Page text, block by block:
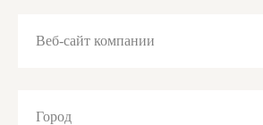
Веб-сайт компании
Город